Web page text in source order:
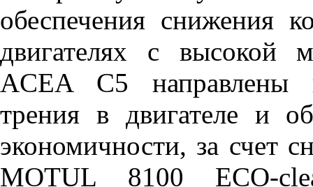
обеспечения снижения
двигателях с высокой
ACEA C5 направлены
трения в двигателе и
экономичности, за счет
MOTUL 8100 ECO-